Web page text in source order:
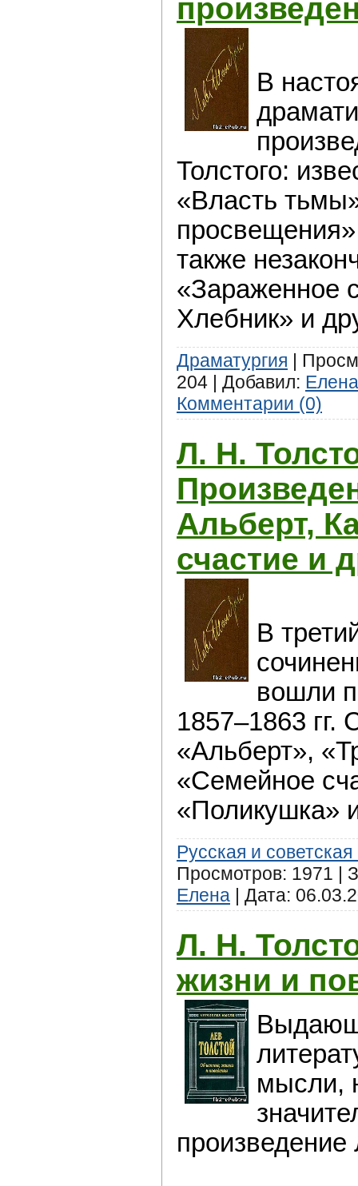
В
Толстого:
«Власть
также
«Зараженное
Хлебник» и
Драматургия |
204 | Добавил: Елена
Комментарии (0)
Л. Н.
Альберт,
счастие и
В
вошли
1857–1863
«Альберт»,
«Семейное
«Поликушка»
Русская и советская
Просмотров: 1971 |
Елена | Дата:
Л. Н.
жизни и
мысли,
произведение